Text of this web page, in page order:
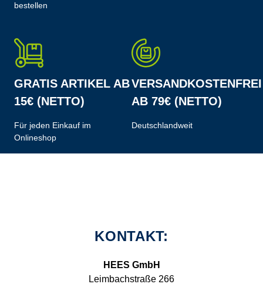
bestellen
GRATIS ARTIKEL AB
15€ (NETTO)
Für jeden Einkauf im
Onlineshop
VERSANDKOSTENFREI
AB 79€ (NETTO)
Deutschlandweit
KONTAKT:
HEES GmbH
Leimbachstraße 266